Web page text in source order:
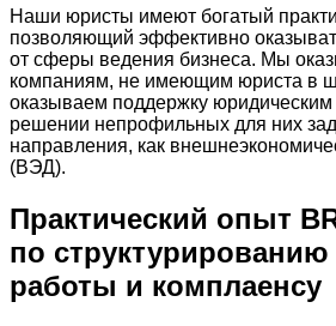
Наши юристы имеют богатый
позволяющий эффективно
от сферы ведения бизнеса. Мы
компаниям, не имеющим юриста в
оказываем поддержку
решении непрофильных для них
направления, как
(ВЭД).
Практический опыт
по
работы и комплаенсу